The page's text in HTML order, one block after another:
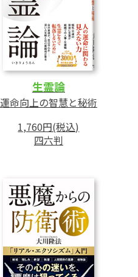
な防衛込みの方法
信仰心で神仏と一体
のエクソシスト
ト」質疑応答─
をチェックする方法
ける方法
生霊論
運命向上の智慧と秘術
1,760円(税込)
四六判